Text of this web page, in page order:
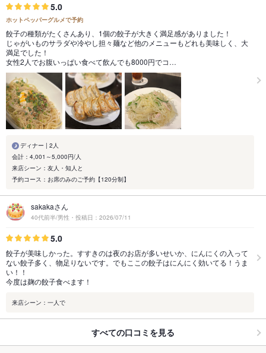
5.0
ホットペッパーグルメで予約
餃子の種類がたくさんあり、1個の餃子が大きく満足感がありました！
じゃがいものサラダや冷やし担々麺など他のメニューもどれも美味しく、大
満足でした！
女性2人でお腹いっぱい食べて飲んでも8000円でコ…
ディナー | 2人
会計：4,001～5,000円/人
来店シーン：友人・知人と
予約コース：お席のみのご予約【120分制】
sakakaさん
40代前半/男性・投稿日：2026/07/11
5.0
餃子が美味しかった。すすきのは夜のお店が多いせいか、にんにくの入って
ない餃子多く、物足りないです。でもここの餃子はにんにく効いてる！うま
い！！
今度は麹の餃子食べます！
来店シーン：一人で
すべての口コミを見る